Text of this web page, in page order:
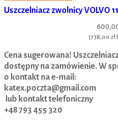
Uszczelniacz zwolnicy VOLVO
(738,00 zł
Cena sugerowana!
dostępny na zamówienie. W
o kontakt na e-mail:
katex.poczta@gmail.com
lub kontakt telefoniczny
+48 793 455 320